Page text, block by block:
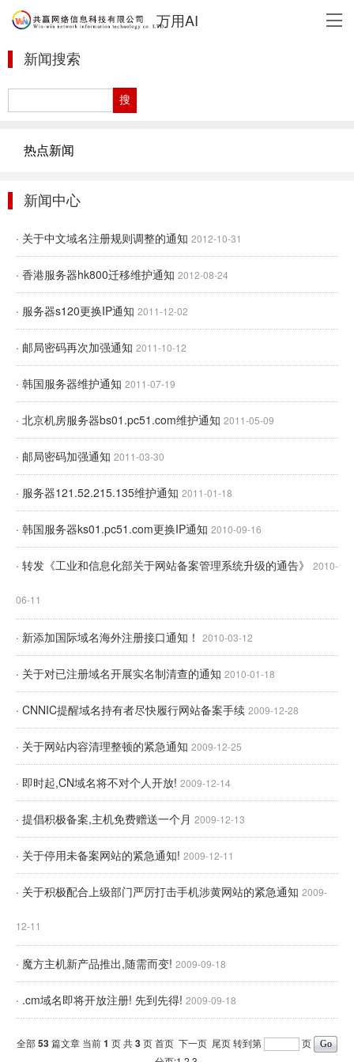
万用AI
新闻搜索
热点新闻
新闻中心
· 关于中文域名注册规则调整的通知 2012-10-31
· 香港服务器hk800迁移维护通知 2012-08-24
· 服务器s120更换IP通知 2011-12-02
· 邮局密码再次加强通知 2011-10-12
· 韩国服务器维护通知 2011-07-19
· 北京机房服务器bs01.pc51.com维护通知 2011-05-09
· 邮局密码加强通知 2011-03-30
· 服务器121.52.215.135维护通知 2011-01-18
· 韩国服务器ks01.pc51.com更换IP通知 2010-09-16
· 转发《工业和信息化部关于网站备案管理系统升级的通告》 2010-
06-11
· 新添加国际域名海外注册接口通知！ 2010-03-12
· 关于对已注册域名开展实名制清查的通知 2010-01-18
· CNNIC提醒域名持有者尽快履行网站备案手续 2009-12-28
· 关于网站内容清理整顿的紧急通知 2009-12-25
· 即时起,CN域名将不对个人开放! 2009-12-14
· 提倡积极备案,主机免费赠送一个月 2009-12-13
· 关于停用未备案网站的紧急通知! 2009-12-11
· 关于积极配合上级部门严厉打击手机涉黄网站的紧急通知 2009-
12-11
· 魔方主机新产品推出,随需而变! 2009-09-18
· .cm域名即将开放注册! 先到先得! 2009-09-18
全部53篇文章 当前1 页 共3页首页 下一页 尾页转到第
页